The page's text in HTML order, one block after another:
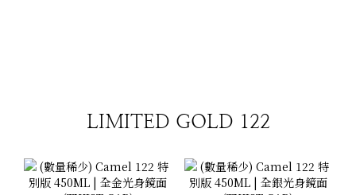
LIMITED GOLD 122